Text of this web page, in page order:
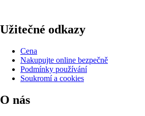
Užitečné odkazy
Cena
Nakupujte online bezpečně
Podmínky používání
Soukromí a cookies
O nás